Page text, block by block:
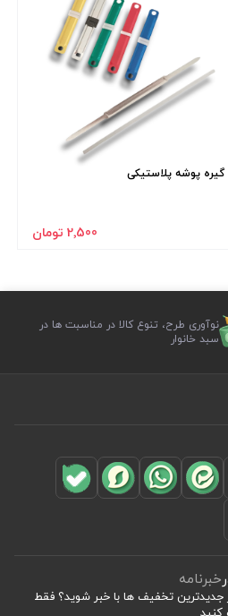
گیره پوشه پلاستیکی
2٬500 تومان
نوآوری طرح، تنوع کالا در مناسبت ها در
سبد خانوار
خبرنامه
جدید‌ترین تخفیف‌ ها با‌ خبر شوید؟ فقط